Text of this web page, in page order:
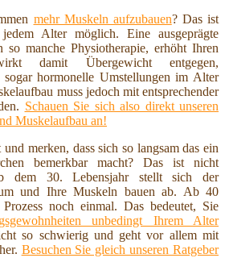
mehr Muskeln aufzubauen? Das ist
Alter möglich. Eine ausgeprägte
so manche Physiotherapie, erhöht Ihren
damit Übergewicht entgegen,
sogar hormonelle Umstellungen im Alter
muss jedoch mit entsprechender
Schauen Sie sich also direkt unseren
Muskelaufbau an!
merken, dass sich so langsam das ein
bemerkbar macht? Das ist nicht
dem 30. Lebensjahr stellt sich der
und Ihre Muskeln bauen ab. Ab 40
noch einmal. Das bedeutet, Sie
unbedingt Ihrem Alter
so schwierig und geht vor allem mit
Besuchen Sie gleich unseren Ratgeber